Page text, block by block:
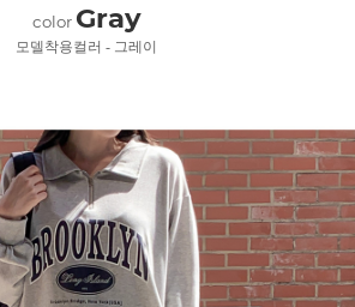
color Gray
모델착용컬러 - 그레이